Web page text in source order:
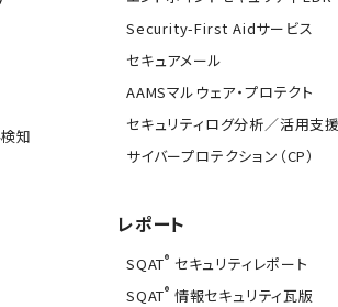
知
Security-First Aidサービス
セキュアメール
AAMSマルウェア・プロテクト
セキュリティログ分析／活用支援
サイバープロテクション（CP）
レポート
SQAT® セキュリティレポート
SQAT® 情報セキュリティ瓦版